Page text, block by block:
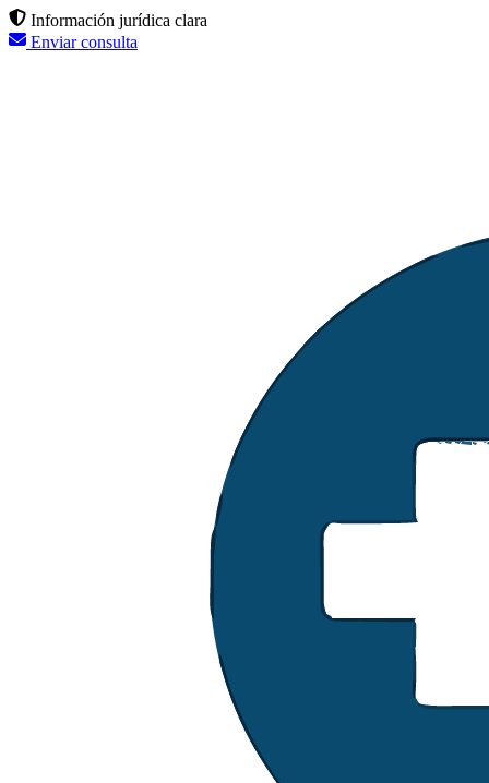
Información jurídica clara
Enviar consulta